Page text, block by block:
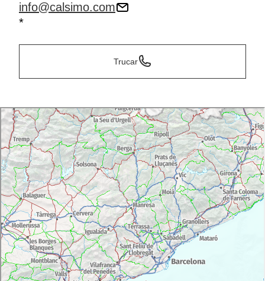
info@calsimo.com
*
Trucar